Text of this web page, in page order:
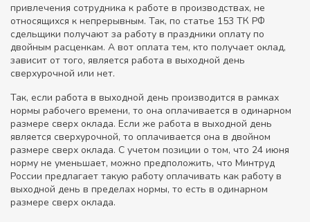
привлечения сотрудника к работе в производствах, не
относящихся к непрерывным. Так, по статье 153 ТК РФ
сдельщики получают за работу в праздники оплату по
двойным расценкам. А вот оплата тем, кто получает оклад,
зависит от того, является работа в выходной день
сверхурочной или нет.
Так, если работа в выходной день производится в рамках
нормы рабочего времени, то она оплачивается в одинарном
размере сверх оклада. Если же работа в выходной день
является сверхурочной, то оплачивается она в двойном
размере сверх оклада. С учетом позиции о том, что 24 июня
норму не уменьшает, можно предположить, что Минтруд
России предлагает такую работу оплачивать как работу в
выходной день в пределах нормы, то есть в одинарном
размере сверх оклада.